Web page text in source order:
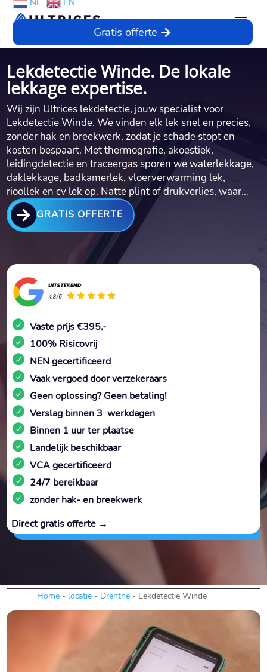
NL EN
Gratis offerte
Lekdetectie Winde. De lokale
lekkage expertise.
Wij zijn Ultrices lekdetectie, jouw specialist voor
Lekdetectie Winde.​ We vinden elk lek snel en precies,
zonder hak en breekwerk, zodat je schade stopt en
kosten bespaart.​ Met thermografie, akoestiek,
leidingdetectie en traceergas sporen we waterlekkage,
daklekkage, badkamerlek, vloerverwarming lek,
rioollek en cv lek op.​ Natte plint of drukverlies, waar…
 GRATIS OFFERTE
Vaste prijs €395,-
100% Risicovrij
NEN gecertificeerd
Vaak vergoed door verzekeraars
Geen oplossing? Geen betaling!
Verslag binnen 3 werkdagen
Binnen 1 uur ter plaatse
Landelijk beschikbaar
VCA gecertificeerd
24/7 bereikbaar
zonder hak- en breekwerk
Direct gratis offerte →
Home- locatie- Drenthe- Lekdetectie Winde